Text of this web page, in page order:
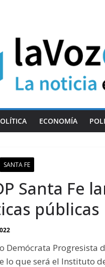
ECONOMÍA
SANTA FE
Santa Fe
públicas
Demócrata Progresista
lo que será el Instituto